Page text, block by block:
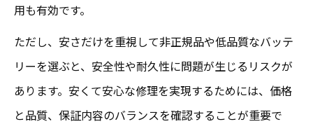
用も有効です。
ただし、安さだけを重視して非正規品や低品質なバッテ
リーを選ぶと、安全性や耐久性に問題が生じるリスクが
あります。安くて安心な修理を実現するためには、価格
と品質、保証内容のバランスを確認することが重要で